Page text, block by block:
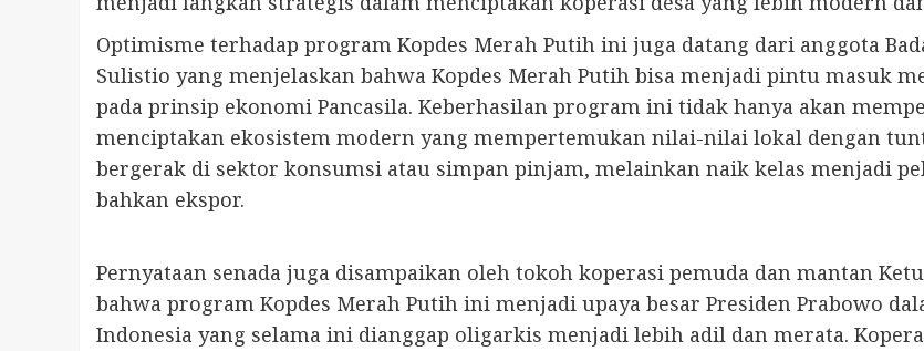
Optimisme terhadap program Kopdes Merah Putih ini juga datang dari anggota
Sulistio yang menjelaskan bahwa Kopdes Merah Putih bisa menjadi pintu masuk
pada prinsip ekonomi Pancasila. Keberhasilan program ini tidak hanya akan
menciptakan ekosistem modern yang mempertemukan nilai-nilai lokal dengan
bergerak di sektor konsumsi atau simpan pinjam, melainkan naik kelas menjadi
bahkan ekspor.
Pernyataan senada juga disampaikan oleh tokoh koperasi pemuda dan mantan
bahwa program Kopdes Merah Putih ini menjadi upaya besar Presiden Prabowo
Indonesia yang selama ini dianggap oligarkis menjadi lebih adil dan merata.